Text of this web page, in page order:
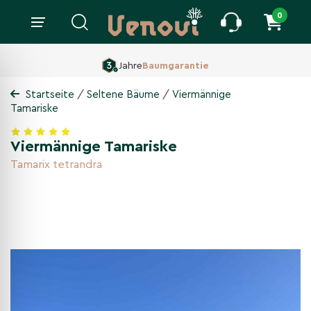
0
JahreBaumgarantie
Startseite / Seltene Bäume / Viermännige
Tamariske
Viermännige Tamariske
Tamarix tetrandra